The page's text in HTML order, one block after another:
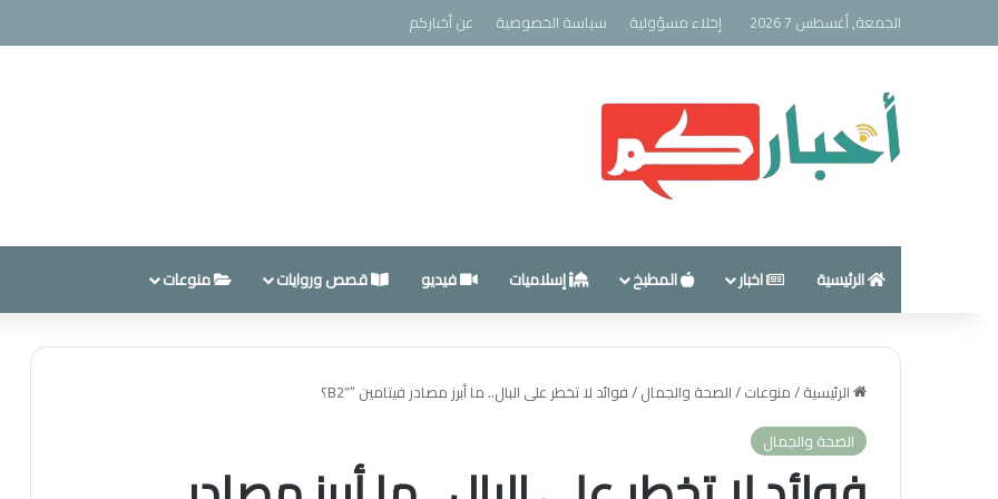
الجمعة, أغسطس 7 2026 إخلاء مسؤولية سياسة الخصوصية عن أخباركم
الرئيسية اخبار المطبخ إسلاميات فيديو قصص وروايات منوعات
الرئيسية/منوعات/الصحة والجمال/فوائد لا تخطر على البال.. ما أبرز مصادر فيتامين “B2″؟
الصحة والجمال